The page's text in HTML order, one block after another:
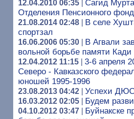
12.04.2010 06:35
Сагид
Отделения Пенсионного
21.08.2014 02:48
В селе
спортзал
16.06.2006 05:30
В Агвали
вольной борьбе памяти Кади
12.04.2012 11:15
3-6 апреля
Северо - Кавказского
юношей 1995-1996
23.08.2013 04:42 Успехи
16.03.2012 02:05 Будем
04.10.2012 03:47
Буйнакске